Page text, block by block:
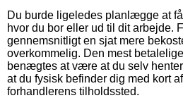
Du burde ligeledes planlægge at
hvor du bor eller ud til dit arbejde.
gennemsnitligt en sjat mere
overkommelig. Den mest
benægtes at være at du selv
at du fysisk befinder dig med kort
forhandlerens tilholdssted.